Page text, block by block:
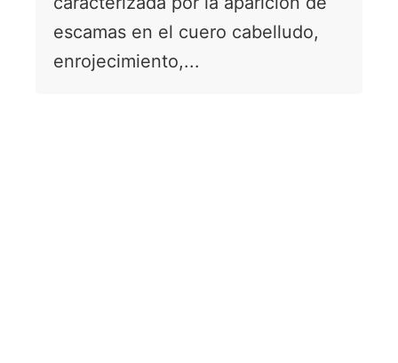
escamas en el cuero cabelludo,
enrojecimiento,...